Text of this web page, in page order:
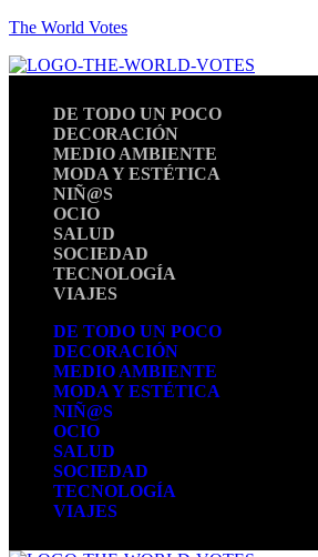
The World Votes
DE TODO UN POCO
DECORACIÓN
MEDIO AMBIENTE
MODA Y ESTÉTICA
NIÑ@S
OCIO
SALUD
SOCIEDAD
TECNOLOGÍA
VIAJES
DE TODO UN POCO
DECORACIÓN
MEDIO AMBIENTE
MODA Y ESTÉTICA
NIÑ@S
OCIO
SALUD
SOCIEDAD
TECNOLOGÍA
VIAJES